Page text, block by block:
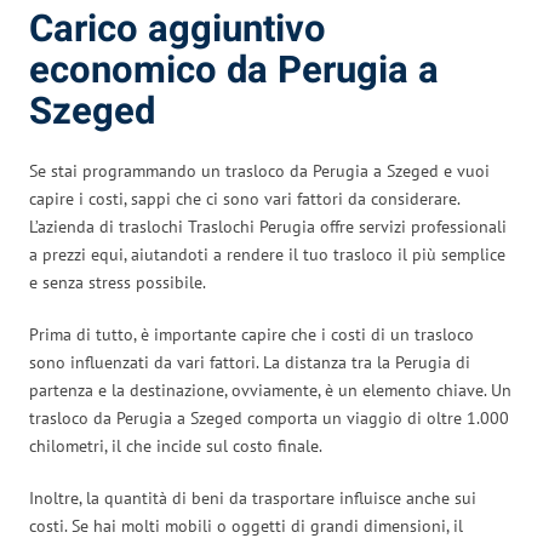
Carico aggiuntivo
economico da Perugia a
Szeged
Se stai programmando un trasloco da Perugia a Szeged e vuoi
capire i costi, sappi che ci sono vari fattori da considerare.
L’azienda di traslochi Traslochi Perugia offre servizi professionali
a prezzi equi, aiutandoti a rendere il tuo trasloco il più semplice
e senza stress possibile.
Prima di tutto, è importante capire che i costi di un trasloco
sono influenzati da vari fattori. La distanza tra la Perugia di
partenza e la destinazione, ovviamente, è un elemento chiave. Un
trasloco da Perugia a Szeged comporta un viaggio di oltre 1.000
chilometri, il che incide sul costo finale.
Inoltre, la quantità di beni da trasportare influisce anche sui
costi. Se hai molti mobili o oggetti di grandi dimensioni, il